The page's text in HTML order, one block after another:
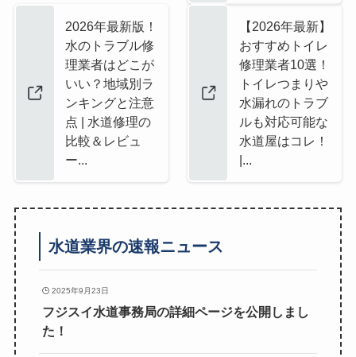
2026年最新版！
水のトラブル修
理業者はどこが
いい？地域別ラ
ンキングと注意
点 | 水道修理の
比較＆レビュ
ー...
【2026年最新】
おすすめトイレ
修理業者10選！
トイレつまりや
水漏れのトラブ
ルも対応可能な
水道屋はコレ！
|...
水道業界の速報ニュース
2025年9月23日
フジスイ水道事務局の詳細ページを公開しまし
た！